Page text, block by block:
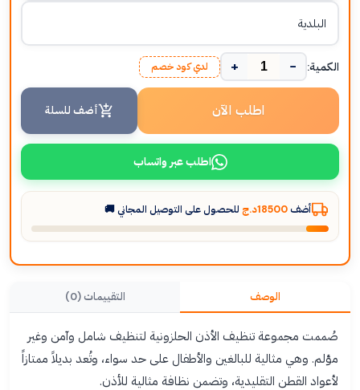
الكمية: −
+ لدي كود خصم
اطلب الآن أضف للسلة
اطلب عبر واتساب
أضف 18500د.ج للحصول على التوصيل المجاني 🚚
الوصف التقييمات (0)
صُممت مجموعة تنظيف الأذن الحلزونية لتنظيف شامل وآمن وغير
مؤلم. وهي مثالية للبالغين والأطفال على حد سواء، وتُعد بديلاً ممتازاً
لأعواد القطن التقليدية، وتضمن نظافة مثالية للأذن.